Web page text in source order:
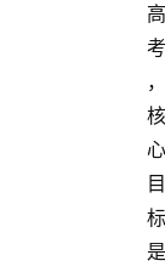
高
考
，
核
心
目
标
是